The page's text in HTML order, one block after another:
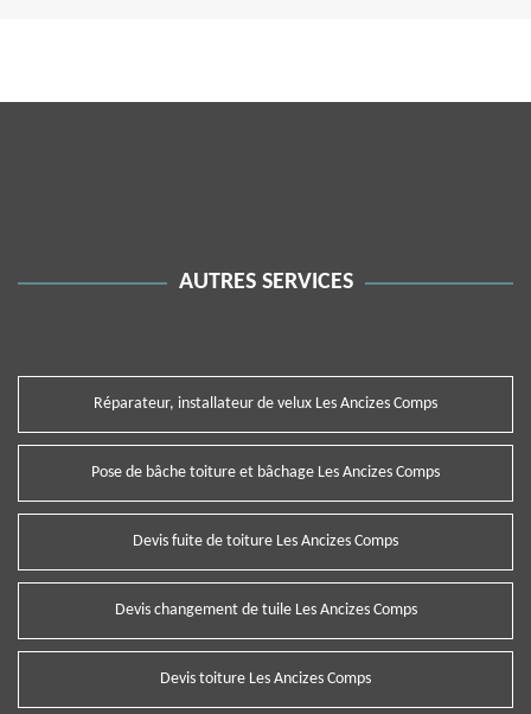
AUTRES SERVICES
Réparateur, installateur de velux Les Ancizes Comps
Pose de bâche toiture et bâchage Les Ancizes Comps
Devis fuite de toiture Les Ancizes Comps
Devis changement de tuile Les Ancizes Comps
Devis toiture Les Ancizes Comps